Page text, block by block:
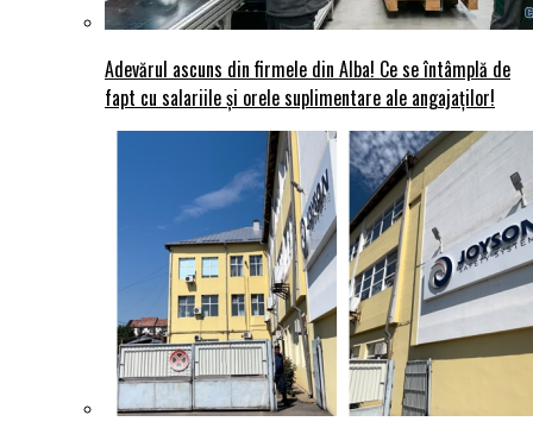
Adevărul ascuns din firmele din Alba! Ce se întâmplă de
fapt cu salariile și orele suplimentare ale angajaților!